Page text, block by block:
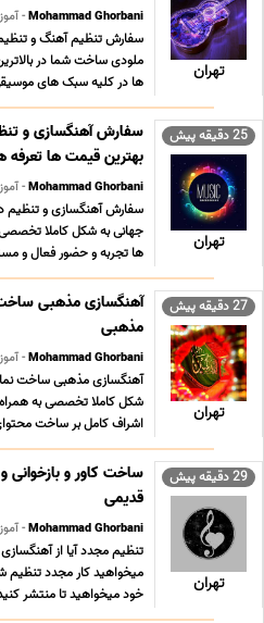
تهران
Mohammad Ghorbani
-
سفارش تنظیم آهنگ و
ملودی ساخت شما در
ها در کلیه سبک های
پاپ پاپ سنتی پاپ کلاسیک
محلی و نواحی موسیفی
25 دقیقه پیش
تهران
سفارش آهنگسازی و
بهترین قیمت ها تعرفه
Mohammad Ghorbani
-
سفارش آهنگسازی و تنظیم
جهانی به شکل کاملا
ها تجربه و حضور فعال و
سبکهای مختلف و تعرفه های
محتوای فاخر و ارزشمند
27 دقیقه پیش
تهران
آهنگسازی مذهبی
مذهبی
Mohammad Ghorbani
-
آهنگسازی مذهبی ساخت
شکل کاملا تخصصی به همراه
اشراف کامل بر ساخت
09196065003
سروش در صورت تمایل به
29 دقیقه پیش
تهران
ساخت کاور و
قدیمی
Mohammad Ghorbani
-
تنظیم مجدد آیا از
میخواهید کار مجدد تنظیم
خود میخواهید تا منتشر
خواننده محبوبتان را می